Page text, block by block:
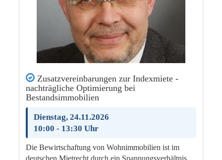
Zusatzvereinbarungen zur Indexmiete -
nachträgliche Optimierung bei
Bestandsimmobilien
Dienstag, 24.11.2026
10:00 - 13:30 Uhr
Die Bewirtschaftung von Wohnimmobilien ist im
deutschen Mietrecht durch ein Spannungsverhältnis